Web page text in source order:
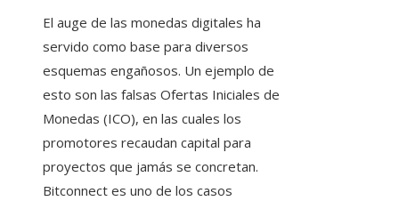
El auge de las monedas digitales ha
servido como base para diversos
esquemas engañosos. Un ejemplo de
esto son las falsas Ofertas Iniciales de
Monedas (ICO), en las cuales los
promotores recaudan capital para
proyectos que jamás se concretan.
Bitconnect es uno de los casos